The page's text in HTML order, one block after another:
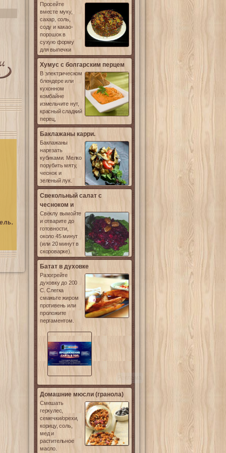
Просейте
вместе муку,
сахар, соль,
соду и какао-
порошок в
сухую форму
для выпечки
Хумус с болгарским перцем
В электрическом
блендере или
кухонном
комбайне
измельчите нут,
красный сладкий
перец,
Баклажаны карри.
Баклажаны
нарезать
кубиками. Мелко
порубить мяту,
чеснок и
зеленый лук.
Свекольный салат с
чесноком и
Свёклу вымойте
и отварите до
готовности,
около 45 минут
(или 20 минут в
скороварке).
Батат в духовке
Разогрейте
духовку до 200
С. Слегка
смажьте жиром
противень или
проложите
пергаментом.
Реклама
Домашние мюсли (гранола)
Смешать
геркулес,
семечки/орехи,
корицу, соль,
мед и
растительное
масло.